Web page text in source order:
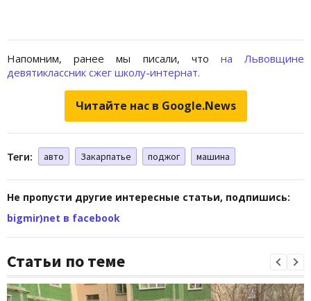
Напомним, ранее мы писали, что на Львовщине
девятиклассник сжег школу-интернат.
Читайте нас в Google.News
Теги: авто Закарпатье поджог машина
Не пропусти другие интересные статьи, подпишись:
bigmir)net в facebook
Статьи по теме